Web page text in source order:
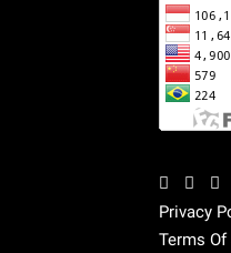
Privacy
Terms Of